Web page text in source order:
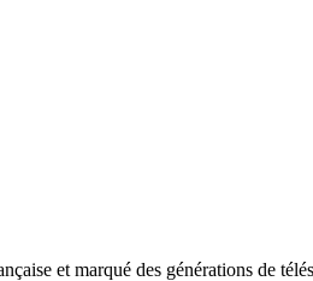
et marqué des générations de